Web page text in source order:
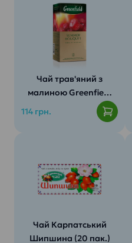
Чай трав'яний з
малиною Greenfield
Summer Bouquet (25
114 грн.
Чай Карпатський
Шипшина (20 пак.)